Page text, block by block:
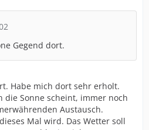
Gegend dort.
Habe mich dort sehr erholt.
die Sonne scheint, immer noch
Austausch.
Mal wird. Das Wetter soll